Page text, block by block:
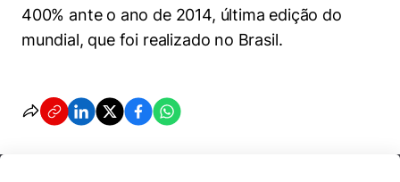
400% ante o ano de 2014, última edição do
mundial, que foi realizado no Brasil.